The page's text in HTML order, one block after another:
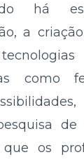
há
a
como
que os